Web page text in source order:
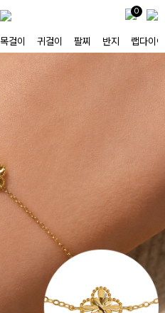
0
목걸이 귀걸이 팔찌 반지 랩다이아